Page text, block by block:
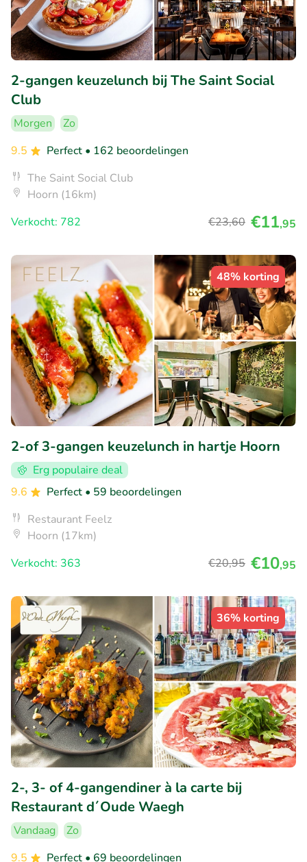
2-gangen keuzelunch bij The Saint Social
Club
Morgen
Zo
9.5
Perfect • 162 beoordelingen
The Saint Social Club
Hoorn (16km)
Verkocht: 782
€23,60 €11,95
48% korting
2-of 3-gangen keuzelunch in hartje Hoorn
Erg populaire deal
9.6
Perfect • 59 beoordelingen
Restaurant Feelz
Hoorn (17km)
Verkocht: 363
€20,95 €10,95
36% korting
2-, 3- of 4-gangendiner à la carte bij
Restaurant d´Oude Waegh
Vandaag
Zo
9.5
Perfect • 69 beoordelingen